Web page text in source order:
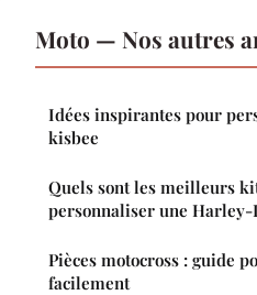
Moto — Nos autres
Idées inspirantes pour
kisbee
Quels sont les meilleurs
personnaliser une Harley-
Pièces motocross : guide
facilement